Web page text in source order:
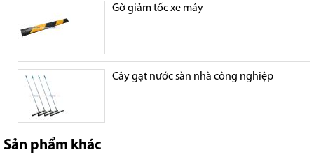
Gờ giảm tốc xe máy
Cây gạt nước sàn nhà công nghiệp
Sản phẩm khác